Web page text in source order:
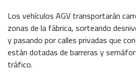
Los vehículos AGV transportarán
zonas de la fábrica, sorteando
y pasando por calles privadas que
están dotadas de barreras y
tráfico.